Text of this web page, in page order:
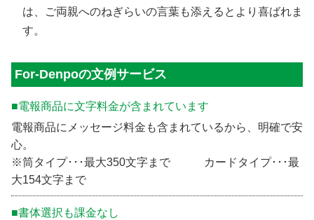
は、ご両親へのねぎらいの言葉も添えるとより喜ばれま
す。
For-Denpoの文例サービス
■電報商品に文字料金が含まれています
電報商品にメッセージ料金も含まれているから、明確で安
心。
※筒タイプ･･･最大350文字まで カードタイプ･･･最
大154文字まで
■書体選択も課金なし